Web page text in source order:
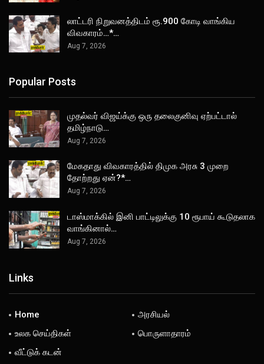
லாட்டரி நிறுவனத்திடம் ரூ.900 கோடி வாங்கிய
விவகாரம்…*…
Aug 7, 2026
Popular Posts
முதல்வர் விஜய்க்கு ஒரு தலைகுனிவு ஏற்பட்டால்
தமிழ்நாடு…
Aug 7, 2026
மேகதாது விவகாரத்தில் திமுக அரசு 3 முறை
தோற்றது ஏன்?*…
Aug 7, 2026
டாஸ்மாக்கில் இனி பாட்டிலுக்கு 10 ரூபாய் கூடுதலாக
வாங்கினால்…
Aug 7, 2026
Links
Home
அரசியல்
உலக செய்திகள்
பொருளாதாரம்
வீட்டுக் கடன்